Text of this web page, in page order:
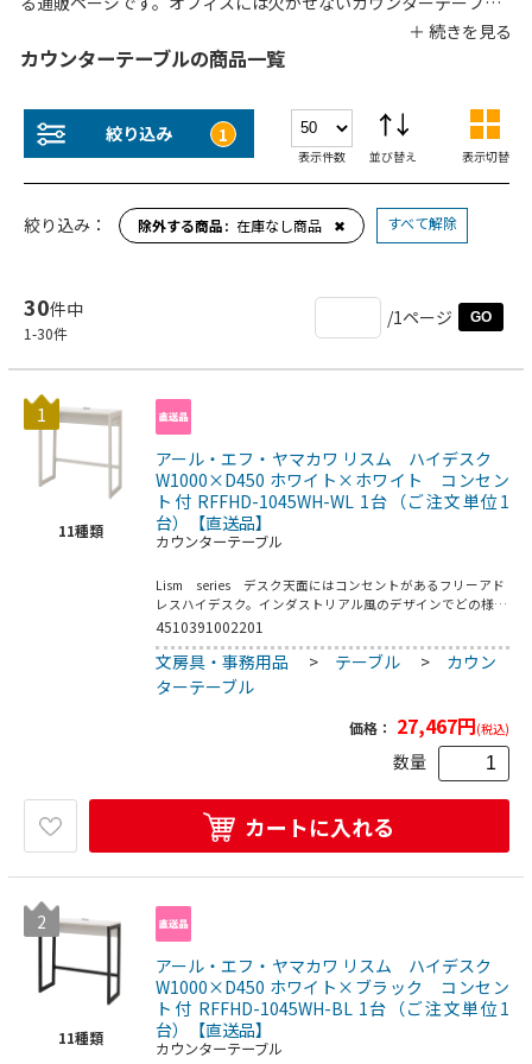
ル。オフィスや事務所など様々な業種におすすめのカウンターテ
ーブルが勢揃い！サイズなど、使用場所や用途に合わせて最適な
ものをお選びください。様々な業種に人気のカウンターテーブル
カウンターテーブルの商品一覧
絞り込み 1
表示件数 並び替え 表示切替
絞り込み： 除外する商品 在庫なし商品 ✖ すべて解除
30件中
1-30件
/1ページ GO
1
11種類
アール・エフ・ヤマカワ リスム ハイデスク
W1000×D450 ホワイト×ホワイト コンセン
ト付 RFFHD-1045WH-WL 1台（ご注文単位1
台）【直送品】
カウンターテーブル
Lism series デスク天面にはコンセントがあるフリーアド
レスハイデスク。インダストリアル風のデザインでどの様な
空間にでもそれとなくご使用できます。コードの長さ：約
（2人以上で約25分）●重量：19.4kg●フレーム・脚部：ス
チール（粉体塗装）／フック：スチール（クロームメッキ仕
上げ）／アジャスター：PP／コンセント：合成樹脂●定格
4510391002201
文房具・事務用品 > テーブル > カウン
ターテーブル
価格： 27,467円(税込)
数量
カートに入れる
2
11種類
アール・エフ・ヤマカワ リスム ハイデスク
W1000×D450 ホワイト×ブラック コンセン
ト付 RFFHD-1045WH-BL 1台（ご注文単位1
台）【直送品】
カウンターテーブル